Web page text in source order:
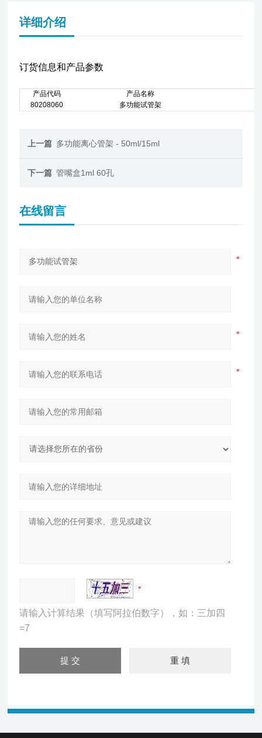
详细介绍
订货信息和产品参数
产品代码 产品名称
80208060
多功能试管架
上一篇 多功能离心管架 - 50ml/15ml
下一篇 管嘴盒1ml 60孔
在线留言
请输入计算结果（填写阿拉伯数字），如：三加四
=7